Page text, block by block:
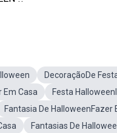
DecoraçãoDe
Em Casa
Festa
Fantasia De HalloweenFazer
Fantasias De